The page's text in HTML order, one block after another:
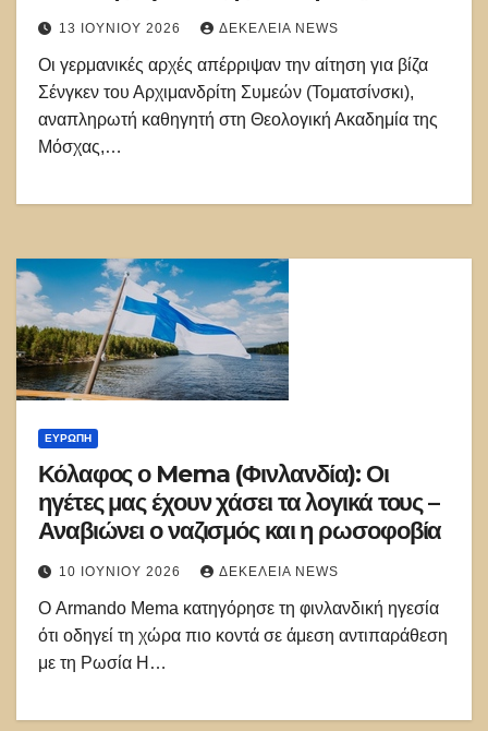
αποκαλώντας την «εχθρική
οργάνωση»
13 ΙΟΥΝΊΟΥ 2026 ΔΕΚΈΛΕΙΑ NEWS
Οι γερμανικές αρχές απέρριψαν την αίτηση για βίζα
Σένγκεν του Αρχιμανδρίτη Συμεών (Τοματσίνσκι),
αναπληρωτή καθηγητή στη Θεολογική Ακαδημία της
Μόσχας,…
ΕΥΡΏΠΗ
Κόλαφος ο Mema (Φινλανδία): Οι
ηγέτες μας έχουν χάσει τα λογικά τους –
Αναβιώνει ο ναζισμός και η ρωσοφοβία
10 ΙΟΥΝΊΟΥ 2026 ΔΕΚΈΛΕΙΑ NEWS
Ο Armando Mema κατηγόρησε τη φινλανδική ηγεσία
ότι οδηγεί τη χώρα πιο κοντά σε άμεση αντιπαράθεση
με τη Ρωσία Η…